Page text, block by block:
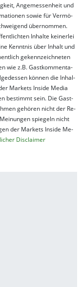
An­ge­mes­sen­heit und
so­wie für Ver­mö­
über­nom­men.
In­hal­te kei­ner­lei
Ken­nt­nis über In­halt und
ge­kenn­zeich­net­en
wie z.B. Gast­kom­men­ta­
kön­nen die In­hal­
Mar­kets In­side Me­dia
be­stim­mt sein. Die Gast­
ge­hör­en nicht der Re­
spie­geln nicht
der Mar­kets In­side Me­
Dis­clai­mer